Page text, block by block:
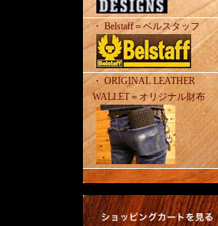
・ Belstaff＝ベルスタッフ
・ ORIGINAL LEATHER
WALLET＝オリジナル財布